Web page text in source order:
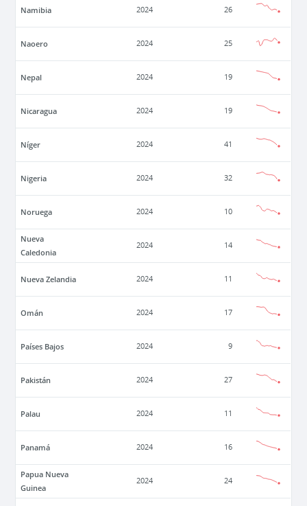
Namibia 2024 26
Naoero 2024 25
Nepal 2024 19
Nicaragua 2024 19
Níger 2024 41
Nigeria 2024 32
Noruega 2024 10
Nueva
Caledonia
2024 14
Nueva Zelandia 2024 11
Omán 2024 17
Países Bajos 2024 9
Pakistán 2024 27
Palau 2024 11
Panamá 2024 16
Papua Nueva
Guinea
2024 24